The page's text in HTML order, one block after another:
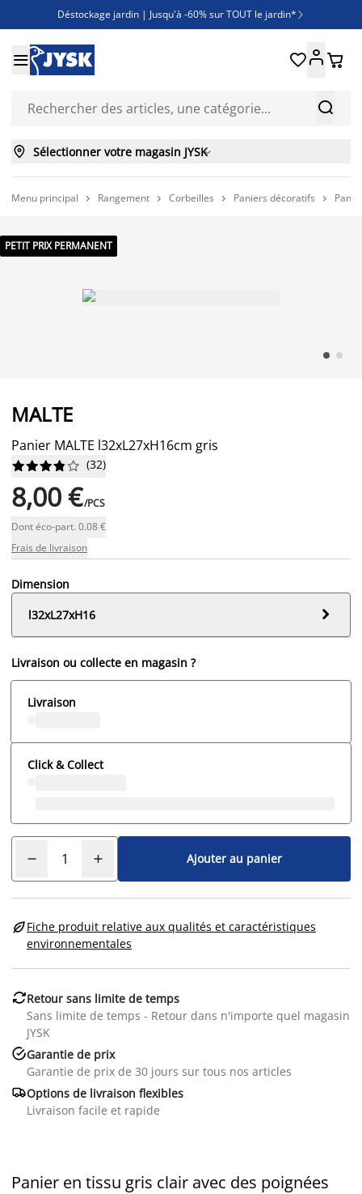
Déstockage jardin | Jusqu'à -60% sur TOUT le jardin* 
Jusqu'à -50% sur une sélection literie
Découvrez les nouveautés de la collection


 
 Sélectionner votre magasin JYSK
Menu principal  Rangement  Corbeilles  Paniers décoratifs 
PETIT PRIX PERMANENT
MALTE
Panier MALTE l32xL27xH16cm gris





 (32)
8,00 €/PCS
Dont éco-part. 0.08 €
Frais de livraison
Dimension
l32xL27xH16

Livraison ou collecte en magasin ?
Livraison
Click & Collect
Ajouter au panier
Fiche produit relative aux qualités et caractéristiques
environnementales
Retour sans limite de temps
Sans limite de temps - Retour dans n'importe quel magasin
JYSK
Garantie de prix
Garantie de prix de 30 jours sur tous nos articles
Options de livraison flexibles
Livraison facile et rapide
Panier en tissu gris clair avec des poignées